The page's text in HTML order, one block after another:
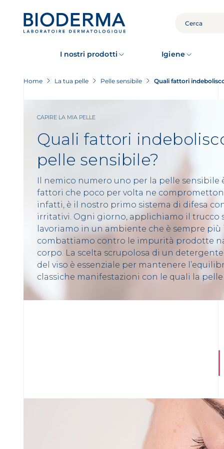
CERCA
I nostri prodotti Igiene
Home La tua pelle Pelle sensibile Quali fattori
CAPIRE LA MIA PELLE
Quali fattori
pelle sensibile?
Il nemico numero uno per la pelle
fattori che poco per volta ne
infatti, è il nostro primo sistema di difesa
irritativi. Ogni giorno, applichiamo il trucco
lavoriamo in un ambiente che è sempre
combattiamo contro le impurità prodotte
corpo. La scelta scrupolosa di un
del viso è essenziale per mantenere
classiche manifestazioni con le quali la